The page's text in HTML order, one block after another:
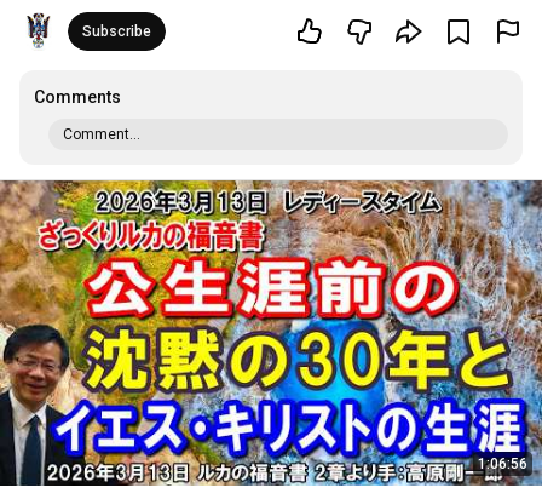
Subscribe
Comments
Comment...
1:06:56